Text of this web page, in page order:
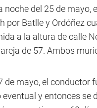
noche del 25 de mayo,
por Batlle y Ordóñez
a la altura de calle
de 57. Ambos
de mayo, el conductor
eventual y entonces se